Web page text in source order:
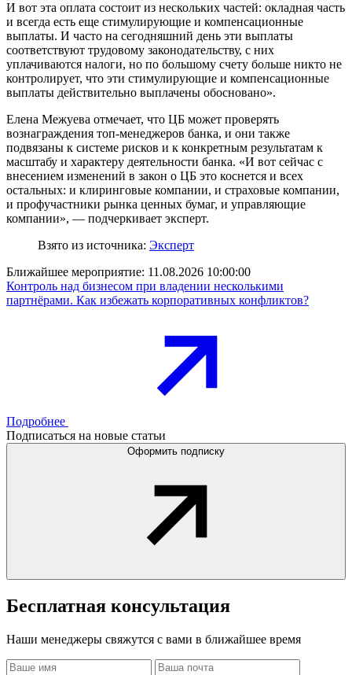
И вот эта оплата состоит из нескольких частей: окладная часть
и всегда есть еще стимулирующие и компенсационные
выплаты. И часто на сегодняшний день эти выплаты
соответствуют трудовому законодательству, с них
уплачиваются налоги, но по большому счету больше никто не
контролирует, что эти стимулирующие и компенсационные
выплаты действительно выплачены обосновано».
Елена Межуева отмечает, что ЦБ может проверять
вознаграждения топ-менеджеров банка, и они также
подвязаны к системе рисков и к конкретным результатам к
масштабу и характеру деятельности банка. «И вот сейчас с
внесением изменений в закон о ЦБ это коснется и всех
остальных: и клиринговые компании, и страховые компании,
и профучастники рынка ценных бумаг, и управляющие
компании», — подчеркивает эксперт.
Взято из источника: Эксперт
Ближайшее мероприятие: 11.08.2026 10:00:00
Контроль над бизнесом при владении несколькими
партнёрами. Как избежать корпоративных конфликтов?
Подробнее
Подписаться на новые статьи
Оформить подписку
Бесплатная консультация
Наши менеджеры свяжутся с вами в ближайшее время